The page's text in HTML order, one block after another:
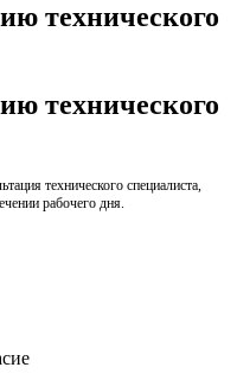
технического
технического
технического специалиста,
рабочего дня.